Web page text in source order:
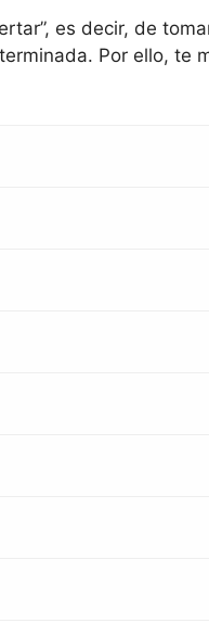
es decir, de
Por ello, te